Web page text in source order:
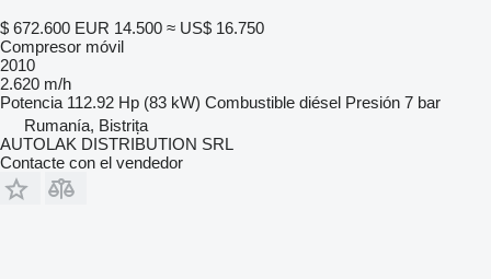
$ 672.600 EUR 14.500 ≈ US$ 16.750
Compresor móvil
2010
2.620 m/h
Potencia 112.92 Hp (83 kW) Combustible diésel Presión 7 bar
Rumanía, Bistrița
AUTOLAK DISTRIBUTION SRL
Contacte con el vendedor